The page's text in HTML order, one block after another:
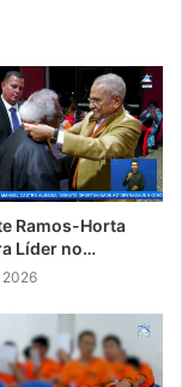
Ramos-Horta
Líder no…
2026